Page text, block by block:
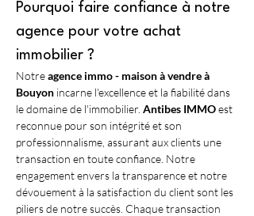
Pourquoi faire confiance à notre
agence pour votre achat
immobilier ?
Notre agence immo - maison à vendre à
Bouyon incarne l'excellence et la fiabilité dans
le domaine de l'immobilier. Antibes IMMO est
reconnue pour son intégrité et son
professionnalisme, assurant aux clients une
transaction en toute confiance. Notre
engagement envers la transparence et notre
dévouement à la satisfaction du client sont les
piliers de notre succès. Chaque transaction